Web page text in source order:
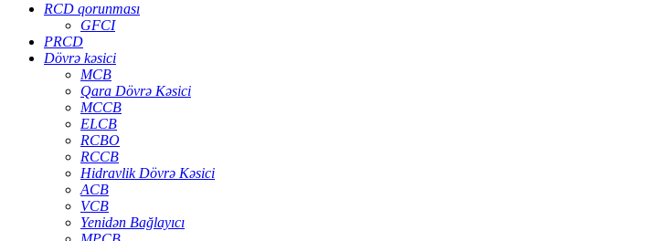
RCD qorunması
GFCI
PRCD
Dövrə kəsici
MCB
Qara Dövrə Kəsici
MCCB
ELCB
RCBO
RCCB
Hidravlik Dövrə Kəsici
ACB
VCB
Yenidən Bağlayıcı